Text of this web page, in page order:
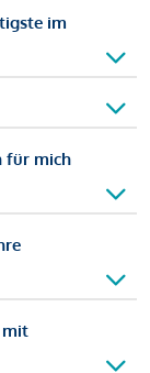
im
für mich
mit